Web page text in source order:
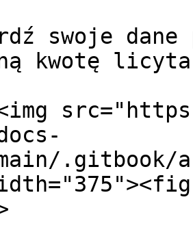
swoje
kwotę
.gitbook/